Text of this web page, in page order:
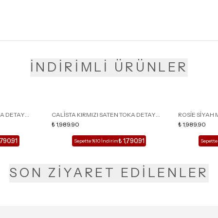
İNDİRİMLİ ÜRÜNLER
DETAY
TERLİK
CALİSTA KIRMIZI SATEN TOKA DETAY
SİVRİ BURUN KADIN TOPUKLU TERLİK
₺ 1,989.90
Sepette %10 İndirim₺ 1,790.91
ROSİE SİYAH
DETAY
₺ 1,989.90
SON ZİYARET EDİLENLER